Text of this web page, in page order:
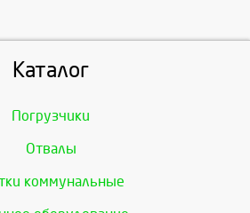
Каталог
Погрузчики
Отвалы
коммунальные